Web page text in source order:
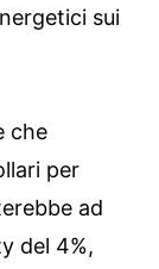
sui
che
per
ad
del 4%,